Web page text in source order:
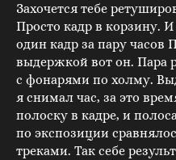
Захочется тебе
Просто кадр в корзину.
один кадр за пару
выдержкой вот он. Пара
с фонарями по холму.
я снимал час, за это
полоску в кадре, и
по экспозиции
треками. Так себе